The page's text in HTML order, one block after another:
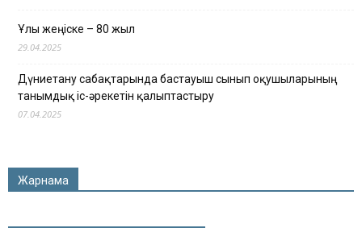
Ұлы жеңіске – 80 жыл
29.04.2025
Дүниетану сабақтарында бастауыш сынып оқушыларының
танымдық іс-әрекетін қалыптастыру
07.04.2025
Жарнама